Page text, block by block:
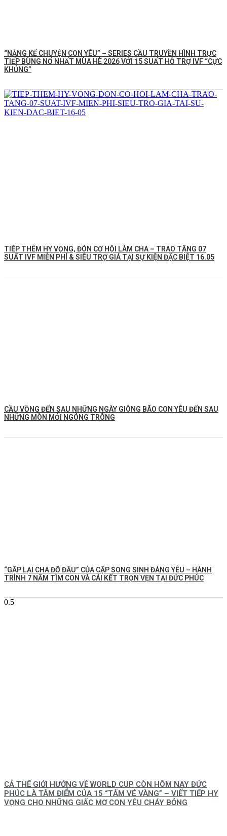
“NẮNG KỂ CHUYỆN CON YÊU” – SERIES CẦU TRUYỀN HÌNH TRỰC
TIẾP BÙNG NỔ NHẤT MÙA HÈ 2026 VỚI 15 SUẤT HỖ TRỢ IVF “CỰC
KHỦNG”
TIẾP THÊM HY VỌNG, ĐÓN CƠ HỘI LÀM CHA – TRAO TẶNG 07
SUẤT IVF MIỄN PHÍ & SIÊU TRỢ GIÁ TẠI SỰ KIỆN ĐẶC BIỆT 16.05
CẦU VỒNG ĐẾN SAU NHỮNG NGÀY GIÔNG BÃO CON YÊU ĐẾN SAU
NHỮNG MÒN MỎI NGÓNG TRÔNG
️“GẶP LẠI CHA ĐỠ ĐẦU” CỦA CẶP SONG SINH ĐÁNG YÊU – HÀNH
TRÌNH 7 NĂM TÌM CON VÀ CÁI KẾT TRỌN VẸN TẠI ĐỨC PHÚC
CẢ THẾ GIỚI HƯỚNG VỀ WORLD CUP CÒN HÔM NAY ĐỨC
PHÚC LÀ TÂM ĐIỂM CỦA 15 “TẤM VÉ VÀNG” – VIẾT TIẾP HY
VỌNG CHO NHỮNG GIẤC MƠ CON YÊU CHÁY BỎNG